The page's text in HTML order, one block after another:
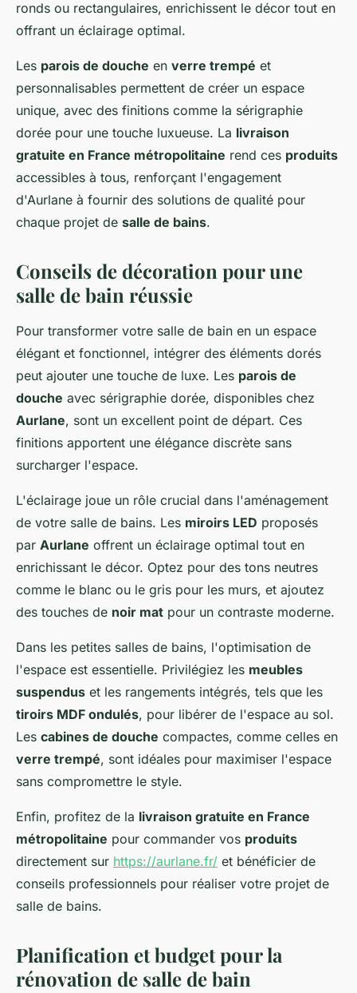
ronds ou rectangulaires, enrichissent le décor tout en
offrant un éclairage optimal.
Les parois de douche en verre trempé et
personnalisables permettent de créer un espace
unique, avec des finitions comme la sérigraphie
dorée pour une touche luxueuse. La livraison
gratuite en France métropolitaine rend ces produits
accessibles à tous, renforçant l'engagement
d'Aurlane à fournir des solutions de qualité pour
chaque projet de salle de bains.
Conseils de décoration pour une
salle de bain réussie
Pour transformer votre salle de bain en un espace
élégant et fonctionnel, intégrer des éléments dorés
peut ajouter une touche de luxe. Les parois de
douche avec sérigraphie dorée, disponibles chez
Aurlane, sont un excellent point de départ. Ces
finitions apportent une élégance discrète sans
surcharger l'espace.
L'éclairage joue un rôle crucial dans l'aménagement
de votre salle de bains. Les miroirs LED proposés
par Aurlane offrent un éclairage optimal tout en
enrichissant le décor. Optez pour des tons neutres
comme le blanc ou le gris pour les murs, et ajoutez
des touches de noir mat pour un contraste moderne.
Dans les petites salles de bains, l'optimisation de
l'espace est essentielle. Privilégiez les meubles
suspendus et les rangements intégrés, tels que les
tiroirs MDF ondulés, pour libérer de l'espace au sol.
Les cabines de douche compactes, comme celles en
verre trempé, sont idéales pour maximiser l'espace
sans compromettre le style.
Enfin, profitez de la livraison gratuite en France
métropolitaine pour commander vos produits
directement sur https://aurlane.fr/ et bénéficier de
conseils professionnels pour réaliser votre projet de
salle de bains.
Planification et budget pour la
rénovation de salle de bain